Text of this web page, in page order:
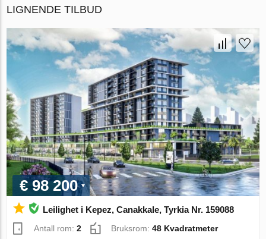
LIGNENDE TILBUD
€ 98 200
Leilighet i Kepez, Canakkale, Tyrkia Nr. 159088
Antall rom:2 Bruksrom:48 Kvadratmeter